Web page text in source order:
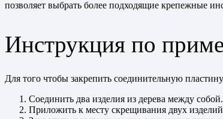
позволяет выбрать более подходящие крепежные
Инструкция по
Для того чтобы закрепить соединительную
Соединить два изделия из дерева между собой.
Приложить к месту скрещивания двух